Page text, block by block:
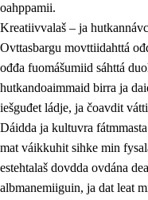
1.5
1.6 Demokratiija ja
oahppamii.
Kreatiivvalaš – ja
Ovttasbargu movttiidahttá
ođđa fuomášumiid sáhttá
hutkandoaimmaid birra ja
iešguđet ládje, ja čoavdit
Dáidda ja kultuvra
mat váikkuhit sihke min
estehtalaš dovdda ovdána
albmanemiiguin, ja dat leat